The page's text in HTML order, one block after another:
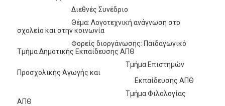
Διεθνές Συνέδριο
Θέμα: Λογοτεχνική ανάγνωση στο
σχολείο και στην κοινωνία
Φορείς διοργάνωσης: Παιδαγωγικό
Τμήμα Δημοτικής Εκπαίδευσης ΑΠΘ
Τμήμα Επιστημών
Προσχολικής Αγωγής και
Εκπαίδευσης ΑΠΘ
Τμήμα Φιλολογίας
ΑΠΘ